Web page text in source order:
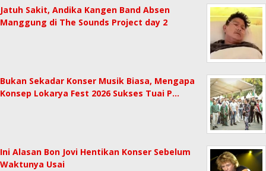
Jatuh Sakit, Andika Kangen Band Absen
Manggung di The Sounds Project day 2
Bukan Sekadar Konser Musik Biasa, Mengapa
Konsep Lokarya Fest 2026 Sukses Tuai P…
Ini Alasan Bon Jovi Hentikan Konser Sebelum
Waktunya Usai